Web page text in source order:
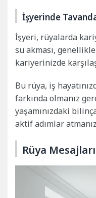
İşyerinde
İşyeri, rüyalarda
su akması, genellikle
kariyerinizde
Bu rüya, iş
farkında olmanız
yaşamınızdaki
aktif adımlar
Rüya